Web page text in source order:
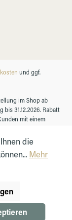
und ggf.
im Shop ab
31.12.2026. Rabatt
mit einem
die
Mehr